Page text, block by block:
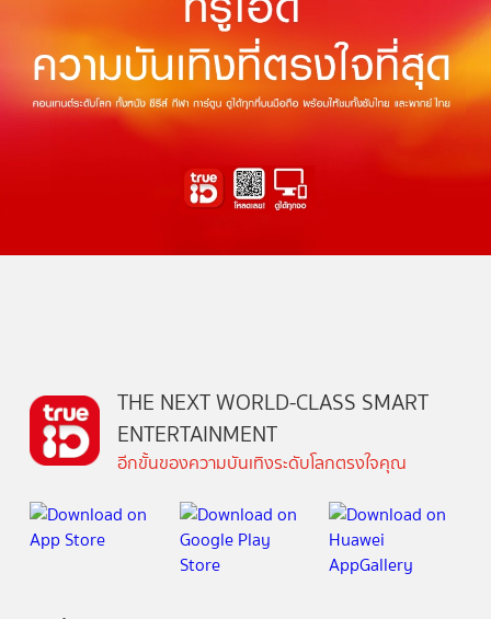
THE NEXT WORLD-CLASS SMART
ENTERTAINMENT
อีกขั้นของความบันเทิงระดับโลกตรงใจคุณ